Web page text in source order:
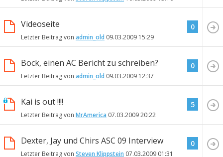
Videoseite
Letzter Beitrag von admin_old 09.03.2009 15:29
0
Bock, einen AC Bericht zu schreiben?
Letzter Beitrag von admin_old 09.03.2009 12:37
0
Kai is out !!!!
Letzter Beitrag von MrAmerica 07.03.200920:22
5
Dexter, Jay und Chirs ASC 09 Interview
Letzter Beitrag von Steven Klippstein 07.03.2009 01:31
0